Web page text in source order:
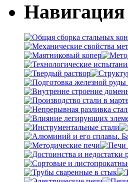
Навигация